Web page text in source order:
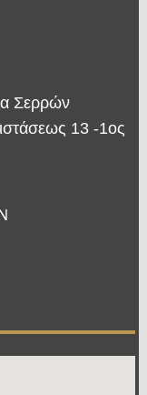
Σερρών
13 -1ος